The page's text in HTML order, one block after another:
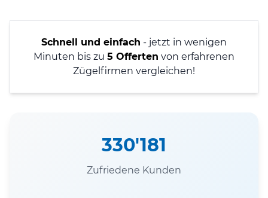
Schnell und einfach - jetzt in wenigen
Minuten bis zu 5 Offerten von erfahrenen
Zügelfirmen vergleichen!
330'181
Zufriedene Kunden